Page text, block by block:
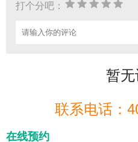
打个分吧：
暂
联系电话：
在线预约